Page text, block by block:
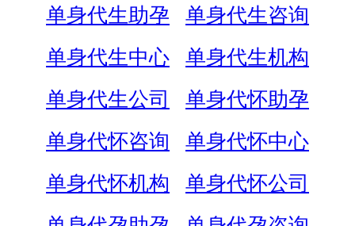
单身代生助孕
单身代生咨询
单身代生中心
单身代生机构
单身代生公司
单身代怀助孕
单身代怀咨询
单身代怀中心
单身代怀机构
单身代怀公司